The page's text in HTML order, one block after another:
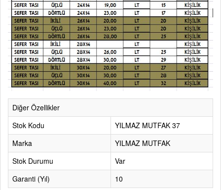
Diğer Özellikler
Stok Kodu
YILMAZ MUTFAK 37
Marka
YILMAZ MUTFAK
Stok Durumu
Var
Garanti (Yıl)
10